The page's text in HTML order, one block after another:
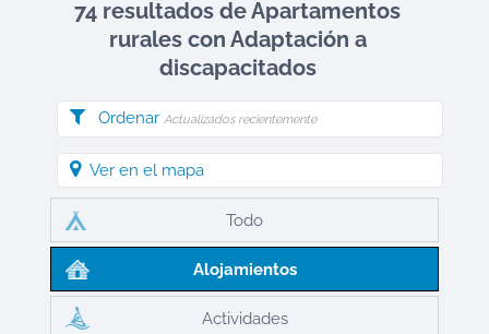
74 resultados de Apartamentos
rurales con Adaptación a
discapacitados
Ordenar Actualizados recientemente
Ver en el mapa
Todo
Alojamientos
Actividades